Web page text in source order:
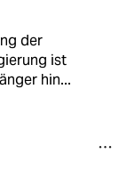
der
ist
hin...